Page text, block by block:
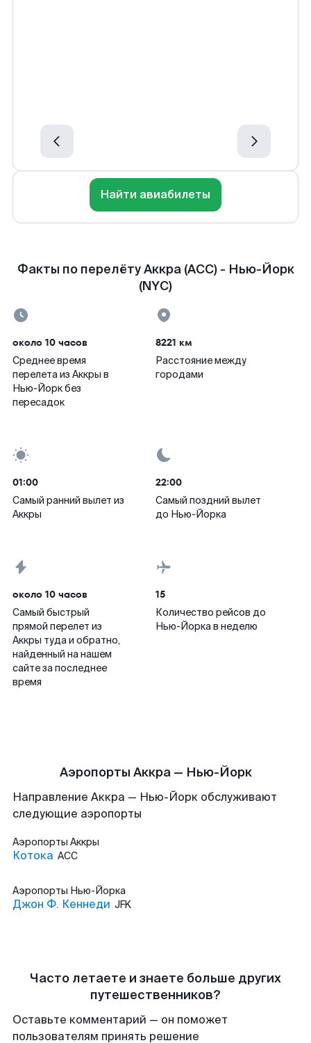
Найти авиабилеты
Факты по перелёту Аккра (ACC) - Нью-Йорк
(NYC)
около 10 часов
Среднее время
перелета из Аккры в
Нью-Йорк без
пересадок
8221 км
Расстояние между
городами
01:00
Самый ранний вылет из
Аккры
22:00
Самый поздний вылет
до Нью-Йорка
около 10 часов
Самый быстрый
прямой перелет из
Аккры туда и обратно,
найденный на нашем
сайте за последнее
время
15
Количество рейсов до
Нью-Йорка в неделю
Аэропорты Аккра — Нью-Йорк
Направление Аккра — Нью-Йорк обслуживают
следующие аэропорты
Аэропорты Аккры
Котока ACC
Аэропорты Нью-Йорка
Джон Ф. Кеннеди JFK
Часто летаете и знаете больше других
путешественников?
Оставьте комментарий — он поможет
пользователям принять решение